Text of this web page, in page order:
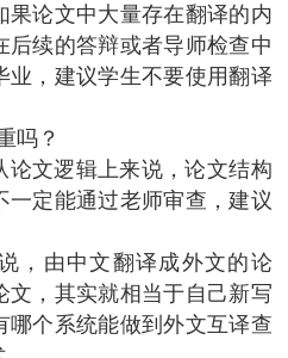
果论文中大量存在翻译的内
后续的答辩或者导师检查中
业，建议学生不要使用翻译
吗？
论文逻辑上来说，论文结构
一定能通过老师审查，建议
，由中文翻译成外文的论
文，其实就相当于自己新写
哪个系统能做到外文互译查